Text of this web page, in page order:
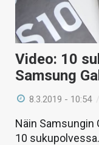
Video: 10
Samsung
8.3.2019 - 10:54
Näin Samsungin
10